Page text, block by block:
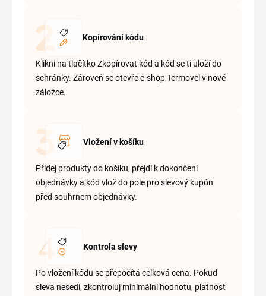
Kopírování kódu
Klikni na tlačítko Zkopírovat kód a kód se ti uloží do
schránky. Zároveň se otevře e-shop Termovel v nové
záložce.
Vložení v košíku
Přidej produkty do košíku, přejdi k dokončení
objednávky a kód vlož do pole pro slevový kupón
před souhrnem objednávky.
Kontrola slevy
Po vložení kódu se přepočítá celková cena. Pokud
sleva nesedí, zkontroluj minimální hodnotu, platnost